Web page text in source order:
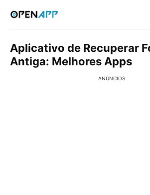
Aplicativo de Recuperar
Antiga: Melhores Apps
ANÚNCIOS